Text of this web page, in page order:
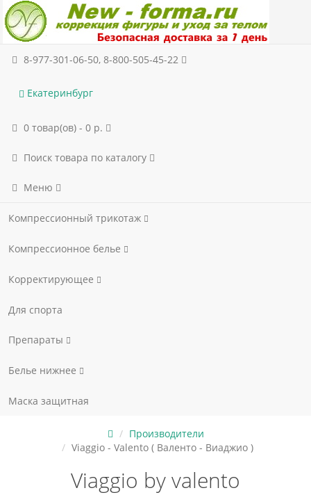
8-977-301-06-50, 8-800-505-45-22
Екатеринбург
0 товар(ов) - 0 р.
Поиск товара по каталогу
Меню
Компрессионный трикотаж
Компрессионное белье
Корректирующее
Для спорта
Препараты
Белье нижнее
Маска защитная
Производители
Viaggio - Valento ( Валенто - Виаджио )
Viaggio by valento